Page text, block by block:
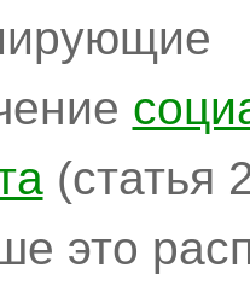
(статья
это